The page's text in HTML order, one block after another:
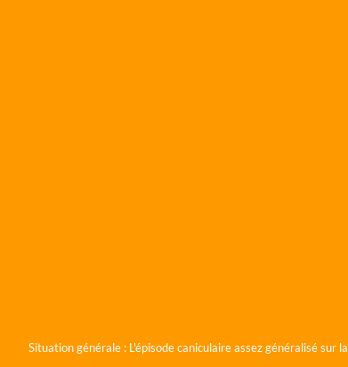
Situation générale : L'épisode caniculaire assez généralisé